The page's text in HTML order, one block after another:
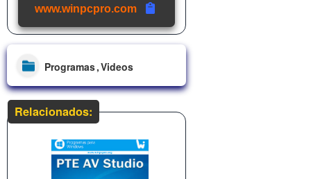
www.winpcpro.com
Programas Videos
Relacionados: